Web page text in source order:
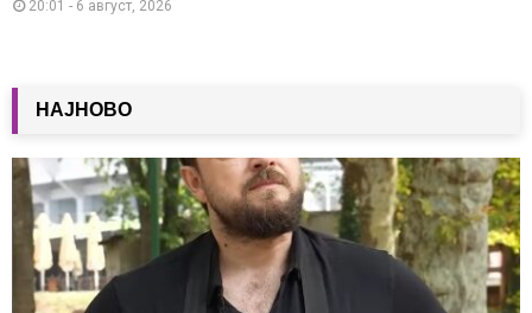
20:01 - 6 август, 2026
НАЈНОВО